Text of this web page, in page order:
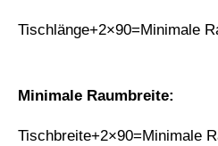
Tischlänge+2×90=Minimale
Minimale Raumbreite:
Tischbreite+2×90=Minimale